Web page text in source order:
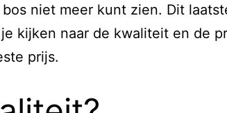
niet meer kunt zien. Dit
kijken naar de kwaliteit en de
prijs.